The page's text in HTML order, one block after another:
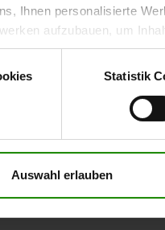
Ihnen personalisierte
aufzubauen, um
sie neben den
Cookies zulassen wollen,
widerrufen. Für
Statistik
Auswahl erlauben
über eine übertiefe
runden das Design
alle Holzteile 5 Jahre